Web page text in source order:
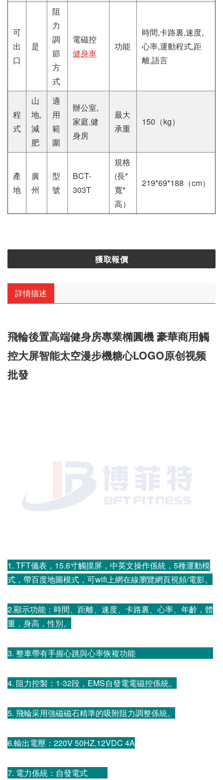
可
出
口
是
阻
力
調
節
方
式
電磁控
健身車
功能
時間,卡路裏,速度,
心率,運動程式,距
離,語言
程
式
山
地,
減
肥
適
用
範
圍
辦公室,
家庭,健
身房
最大
承重
150（kg）
產
地
廣
州
型
號
BCT-
303T
規格
(長*
寬*
高）
219*69*188（cm）
獲取報價
詳情描述
飛輪後置高端健身房專業橢圓機 豪華商用觸
控大屏智能太空漫步機糖心LOGO原创视频
批發
1. TFT儀表，15.6寸觸摸屏，中英文操作係統，5種運動模
式，帶百度地圖模式，可wifi上網在線瀏覽網頁視頻/電影。
2.顯示功能：時間、距離、速度、卡路裏、心率、年齡，體
重，身高，性別。
3. 整車帶有手握心跳與心率恢複功能
4. 阻力控製：1-32段，EMS自發電電磁控係統。
5. 飛輪采用強磁磁石精準的吸附阻力調整係統。
6.輸出電壓：220V 50HZ,12VDC 4A
7. 電力係統：自發電式